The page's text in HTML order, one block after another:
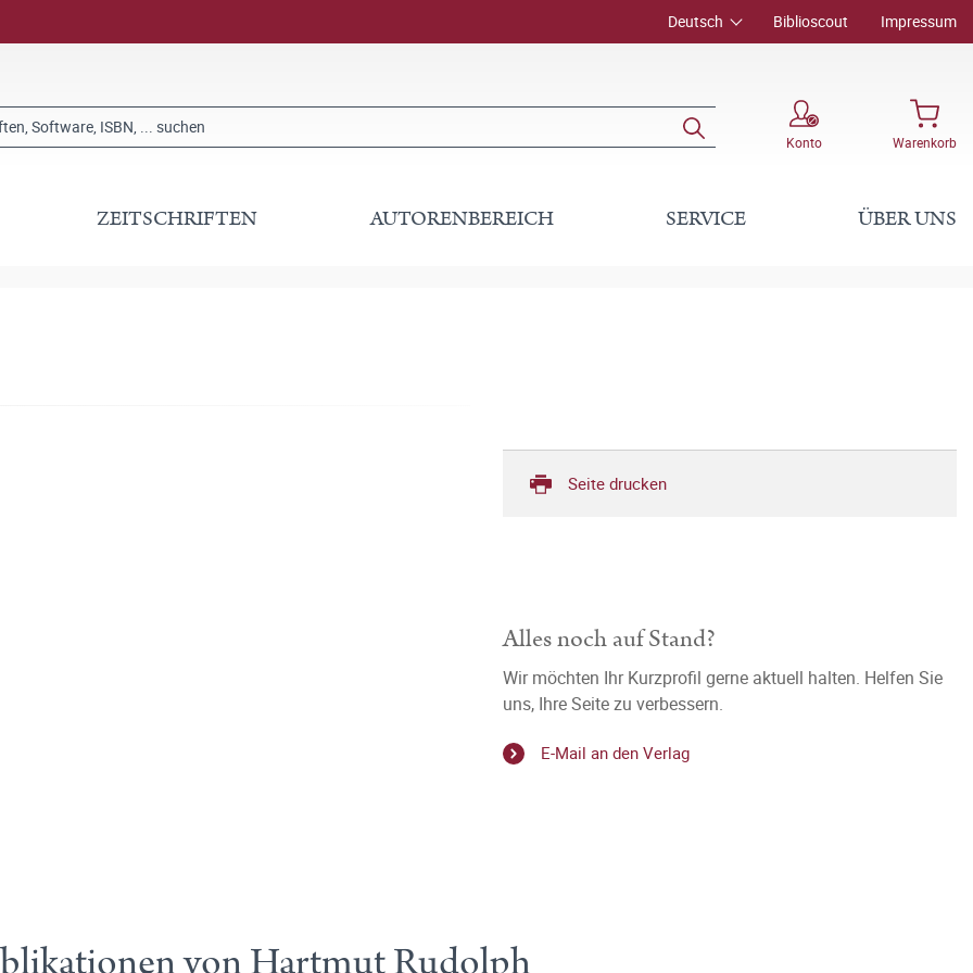
Deutsch Biblioscout Impressum
Konto Warenkorb
ZEITSCHRIFTEN AUTORENBEREICH SERVICE ÜBER UNS
Seite drucken
Alles noch auf Stand?
Wir möchten Ihr Kurzprofil gerne aktuell halten. Helfen Sie
uns, Ihre Seite zu verbessern.
E-Mail an den Verlag